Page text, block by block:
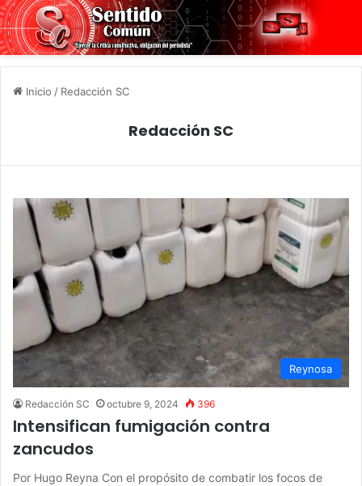
Inicio / Redacción SC
Redacción SC
Reynosa
Redacción SC octubre 9, 2024 396
Intensifican fumigación contra
zancudos
Por Hugo Reyna Con el propósito de combatir los focos de